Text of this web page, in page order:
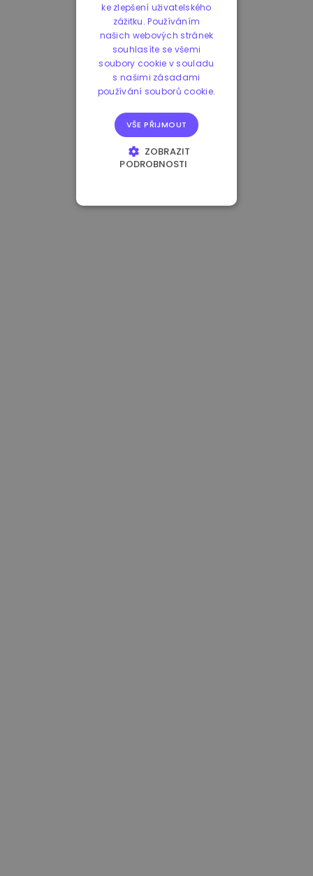
ke zlepšení uživatelského
zážitku. Používáním
našich webových stránek
souhlasíte se všemi
soubory cookie v souladu
s našimi zásadami
používání souborů cookie.
VŠE PŘIJMOUT
ZOBRAZIT
PODROBNOSTI